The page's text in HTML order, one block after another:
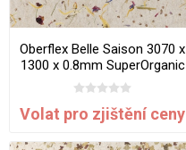
Oberflex Belle Saison 3070 x
1300 x 0.8mm SuperOrganic
Volat pro zjištění ceny